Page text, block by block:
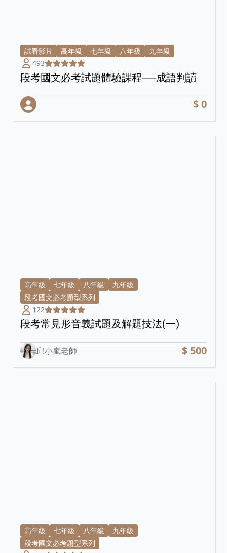
試看影片 高年級 七年級 八年級
九年級
493
段考國文必考試題體驗課程──成語判讀
$ 0
高年級 七年級 八年級
九年級
段考國文必考題型系列
122
段考常見形音義試題及解題技法(一)
邱小嵐老師 $ 500
高年級 七年級 八年級
九年級
段考國文必考題型系列